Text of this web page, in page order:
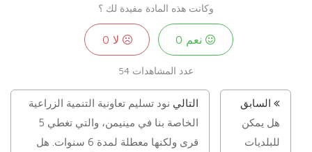
وكانت هذه المادة مفيدة لك ؟
نعم 0 لا 0
عدد المشاهدات 54
السابق
هل يمكن
للبلديات
التالي نود تسليم تعاونية التنمية الزراعية
الخاصة بنا في مينيمن، والتي تغطي 5
قرى ولكنها معطلة لمدة 6 سنوات. هل